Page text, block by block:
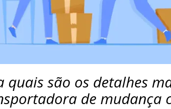
quais são os detalhes
de mudança